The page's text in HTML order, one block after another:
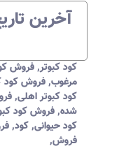
آخرین
کود کبوتر,فروش
مرغوب,فروش کود
کود کبوتر اهلی,
شده,فروش کود
کود حیوانی,کود,
فروش,